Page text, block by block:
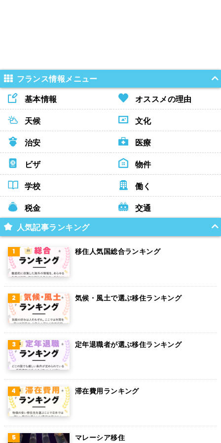
フランス情報メニュー
基本情報
オススメの理由
天候
文化
治安
医療
ビザ
物件
学校
働く
税金
交通
人気記事ランキング
移住人気国総合ランキング
気候・風土で選ぶ移住ランキング
定年退職者が選ぶ移住ランキング
滞在費用ランキング
マレーシア移住